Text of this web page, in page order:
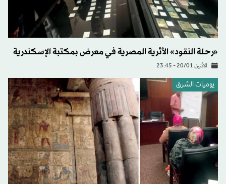
«رحلة النقود» الأثرية المصرية في معرض بمكتبة الإسكندرية
الاثنين 20/01 - 23:45
يوميات الشرق